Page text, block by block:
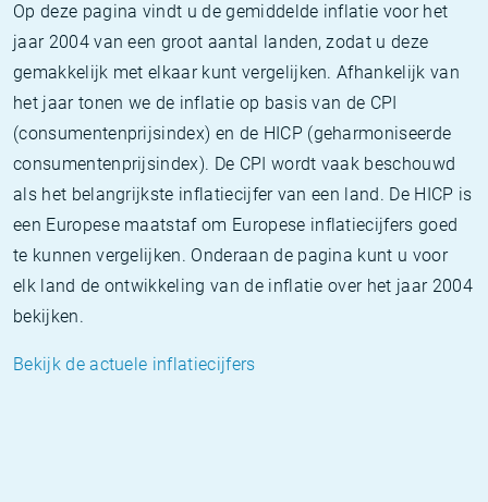
Op deze pagina vindt u de gemiddelde inflatie voor het
jaar 2004 van een groot aantal landen, zodat u deze
gemakkelijk met elkaar kunt vergelijken. Afhankelijk van
het jaar tonen we de inflatie op basis van de CPI
(consumentenprijsindex) en de HICP (geharmoniseerde
consumentenprijsindex). De CPI wordt vaak beschouwd
als het belangrijkste inflatiecijfer van een land. De HICP is
een Europese maatstaf om Europese inflatiecijfers goed
te kunnen vergelijken. Onderaan de pagina kunt u voor
elk land de ontwikkeling van de inflatie over het jaar 2004
bekijken.
Bekijk de actuele inflatiecijfers